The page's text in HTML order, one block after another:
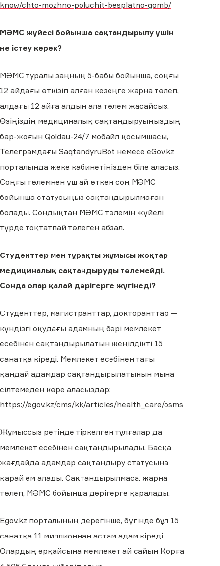
know/chto-mozhno-poluchit-besplatno-gomb/
МӘМС жүйесі бойынша сақтандырылу үшін
не істеу керек?
МӘМС туралы заңның 5-бабы бойынша, соңғы
12 айдағы өткізіп алған кезеңге жарна төлеп,
алдағы 12 айға алдын ала төлем жасайсыз.
Өзіңіздің медициналық сақтандыруыңыздың
бар-жоғын Qoldau-24/7 мобайл қосымшасы,
Телеграмдағы SaqtandyruBot немесе eGov.kz
порталында жеке кабинетіңізден біле аласыз.
Соңғы төлемнен үш ай өткен соң МӘМС
бойынша статусыңыз сақтандырылмаған
болады. Сондықтан МӘМС төлемін жүйелі
түрде тоқтатпай төлеген абзал.
Студенттер мен тұрақты жұмысы жоқтар
медициналық сақтандыруды төлемейді.
Сонда олар қалай дәрігерге жүгінеді?
Студенттер, магистранттар, докторанттар —
күндізгі оқудағы адамның бәрі мемлекет
есебінен сақтандырылатын жеңілдікті 15
санатқа кіреді. Мемлекет есебінен тағы
қандай адамдар сақтандырылатынын мына
сілтемеден көре аласыздар:
https://egov.kz/cms/kk/articles/health_care/osms
Жұмыссыз ретінде тіркелген тұлғалар да
мемлекет есебінен сақтандырылады. Басқа
жағдайда адамдар сақтандыру статусына
қарай ем алады. Сақтандырылмаса, жарна
төлеп, МӘМС бойынша дәрігерге қаралады.
Еgov.kz порталының дерегінше, бүгінде бұл 15
санатқа 11 миллионнан астам адам кіреді.
Олардың әрқайсына мемлекет ай сайын Қорға